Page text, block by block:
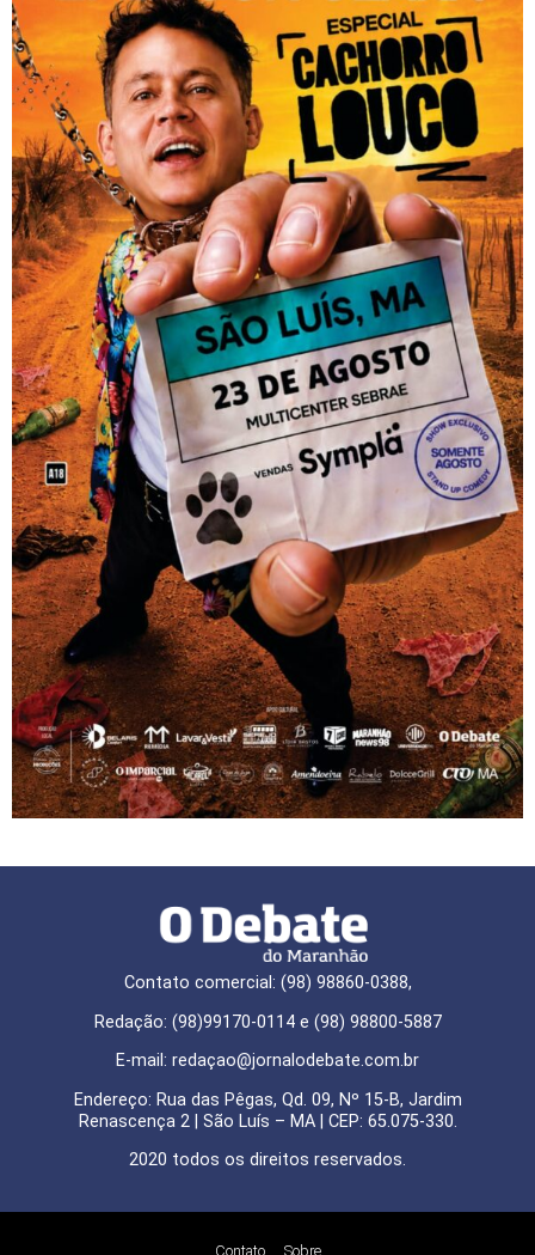
Contato comercial: (98) 98860-0388,
Redação: (98)99170-0114 e (98) 98800-5887
E-mail: redaçao@jornalodebate.com.br
Endereço: Rua das Pêgas, Qd. 09, Nº 15-B, Jardim
Renascença 2 | São Luís – MA | CEP: 65.075-330.
2020 todos os direitos reservados.
Contato Sobre